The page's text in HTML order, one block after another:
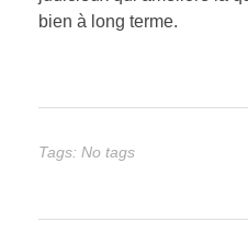
bien à long terme.
Tags: No tags